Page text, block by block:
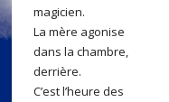
magicien.
La mère agonise
dans la chambre,
derrière.
C’est l’heure des